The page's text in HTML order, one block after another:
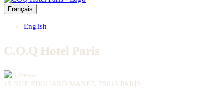
Français
English
C.O.Q Hotel Paris
15 RUE EDOUARD MANET, 75013 PARIS